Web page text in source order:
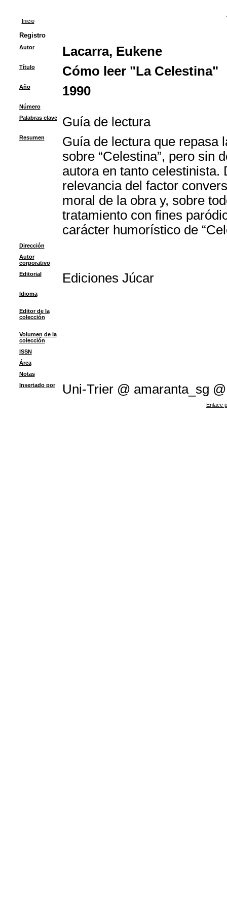
Inicio
Registro
Autor Lacarra, Eukene
Título Cómo leer "La Celestina"
Año 1990
Número
Palabras clave
Guía de lectura
Resumen
Guía de lectura que repasa
sobre “Celestina”, pero sin
autora en tanto
relevancia del factor
moral de la obra y, sobre
tratamiento con fines
carácter humorístico de
Dirección
Autor
corporativo
Editorial
Ediciones Júcar
Idioma
Editor de la
colección
Volumen de la
colección
ISSN
Área
Notas
Insertado por
Uni-Trier @ amaranta_sg @
Enlace